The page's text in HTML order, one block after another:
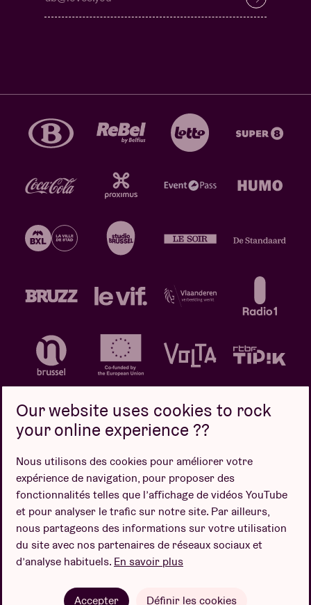
Politique de confidentialité
Politique de cookies
Conditions de vente
Design par
Our website uses cookies to rock
your online experience ??
Nous utilisons des cookies pour améliorer votre
expérience de navigation, pour proposer des
fonctionnalités telles que l’affichage de vidéos YouTube
et pour analyser le trafic sur notre site. Par ailleurs,
nous partageons des informations sur votre utilisation
du site avec nos partenaires de réseaux sociaux et
d’analyse habituels. En savoir plus
Accepter Définir les cookies